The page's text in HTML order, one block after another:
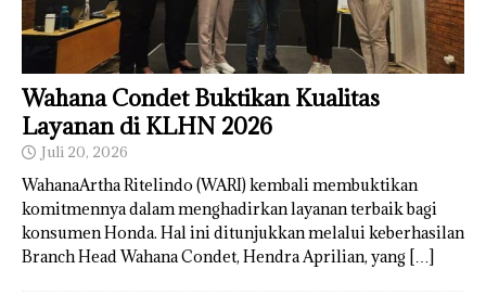
Wahana Condet Buktikan Kualitas
Layanan di KLHN 2026
Juli 20, 2026
WahanaArtha Ritelindo (WARI) kembali membuktikan
komitmennya dalam menghadirkan layanan terbaik bagi
konsumen Honda. Hal ini ditunjukkan melalui keberhasilan
Branch Head Wahana Condet, Hendra Aprilian, yang […]